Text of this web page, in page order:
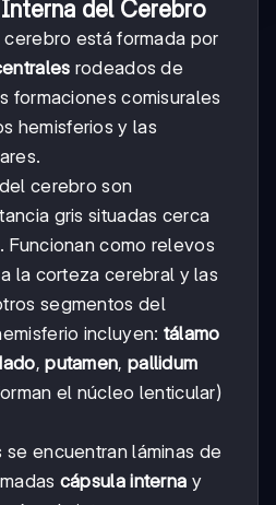
del Cerebro
está formada por
rodeados de
formaciones comisurales
hemisferios y las
cerebro son
gris situadas cerca
Funcionan como relevos
la corteza cerebral y las
segmentos del
incluyen: tálamo
,putamen, pallidum
el núcleo lenticular)
encuentran láminas de
cápsula interna y